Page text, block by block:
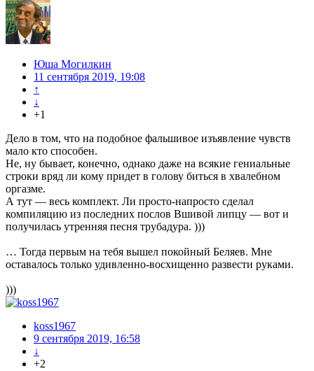
Юша Могилкин
11 сентября 2019, 19:08
↑
↓
+1
Дело в том, что на подобное фальшивое изъявление чувств
мало кто способен.
Не, ну бывает, конечно, однако даже на всякие гениальные
строки вряд ли кому придет в голову биться в хвалебном
оргазме.
А тут — весь комплект. Ли просто-напросто сделал
компиляцию из последних послов Вшивой липцу — вот и
получилась утренняя песня трубадура. )))
… Тогда первым на тебя вышел покойный Беляев. Мне
оставалось только удивленно-восхищенно развести руками.
)))
koss1967
9 сентября 2019, 16:58
↓
+2